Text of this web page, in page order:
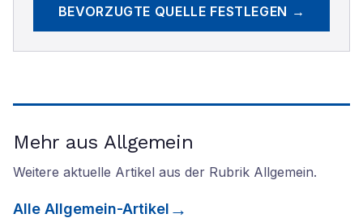
BEVORZUGTE QUELLE FESTLEGEN →
Mehr aus Allgemein
Weitere aktuelle Artikel aus der Rubrik Allgemein.
Alle Allgemein-Artikel